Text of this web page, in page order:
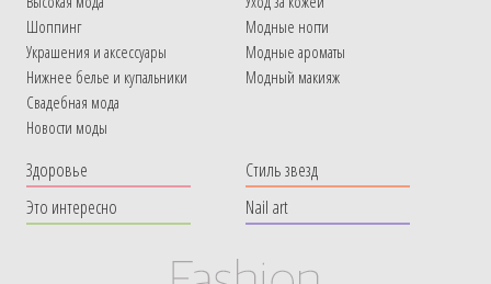
Шоппинг
Украшения и аксессуары
Нижнее белье и купальники
Свадебная мода
Новости моды
Модные ногти
Модные ароматы
Модный макияж
Здоровье
Это интересно
Стиль звезд
Nail art